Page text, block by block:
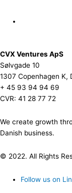
CVX Ventures ApS
Sølvgade 10
1307 Copenhagen K,
+ 45 93 94 94 69
CVR: 41 28 77 72
We create growth
Danish business.
© 2022. All Rights
Follow us on